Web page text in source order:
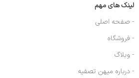
لینک های مهم
- صفحه اصلی
- فروشگاه
- وبلاگ
- درباره میهن تصفیه